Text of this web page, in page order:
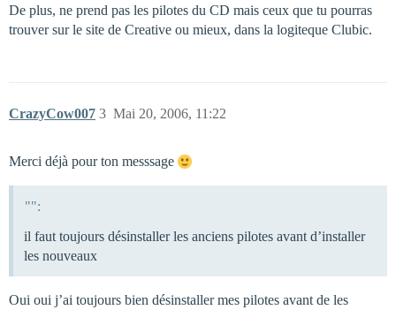
De plus, ne prend pas les pilotes du CD mais ceux que tu pourras
trouver sur le site de Creative ou mieux, dans la logiteque Clubic.
CrazyCow007 Mai 20, 2006, 11:22
3
Merci déjà pour ton messsage
"":
il faut toujours désinstaller les anciens pilotes avant d’installer
les nouveaux
Oui oui j’ai toujours bien désinstaller mes pilotes avant de les